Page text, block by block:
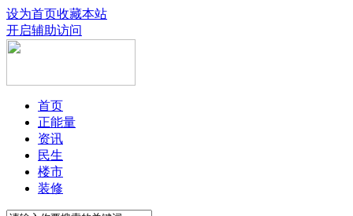
设为首页收藏本站
开启辅助访问
首页
正能量
资讯
民生
楼市
装修